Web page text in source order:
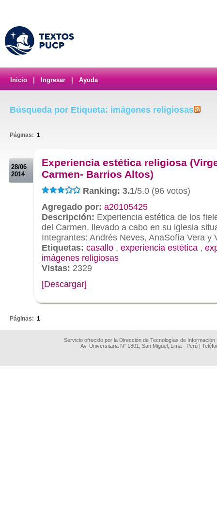
Inicio Ingresar Ayuda
Búsqueda por Etiqueta: imágenes religiosas
Páginas: 1
28/06
2014
Experiencia estética religiosa
Carmen- Barrios Altos)
Ranking: 3.1/5.0 (96 votos)
Agregado por: a20105425
Descripción: Experiencia estética de los
del Carmen, llevado a cabo en su iglesia
Integrantes: Andrés Neves, AnaSofía Vera y
Etiquetas: casallo , experiencia estética ,
imágenes religiosas
Vistas: 2329
[Descargar]
Páginas: 1
Servicio ofrecido por la Dirección de Tecnologías de
Av. Universitaria N° 1801, San Miguel, Lima - Perú |